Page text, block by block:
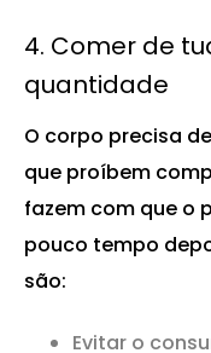
4. Comer de
quantidade
O corpo precisa
que proíbem
fazem com que o
pouco tempo
são:
Evitar o